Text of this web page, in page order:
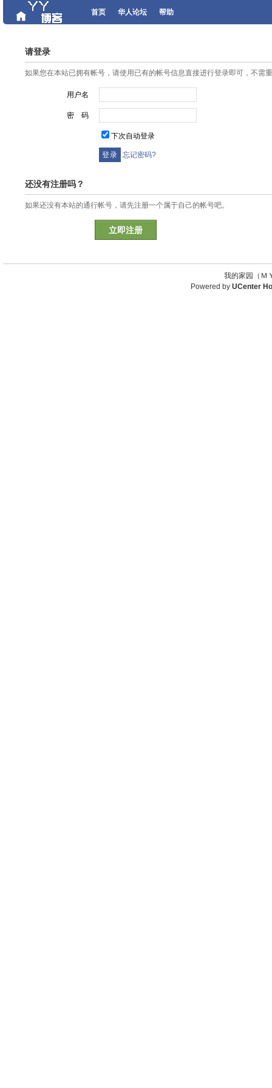
首页 华人论坛 帮助
请登录
如果您在本站已拥有帐号，请使用已有的帐号信息直接进行登录即可，不需
用户名
密 码
下次自动登录
忘记密码?
还没有注册吗？
如果还没有本站的通行帐号，请先注册一个属于自己的帐号吧。
立即注册
我的家园（
Powered by UCenter